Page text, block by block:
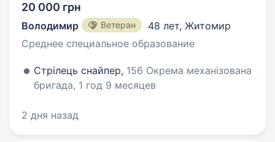
20 000 грн
Володимир Ветеран 48 лет, Житомир
Среднее специальное образование
Стрілець снайпер, 156 Окрема механізована
бригада, 1 год 9 месяцев
2 дня назад